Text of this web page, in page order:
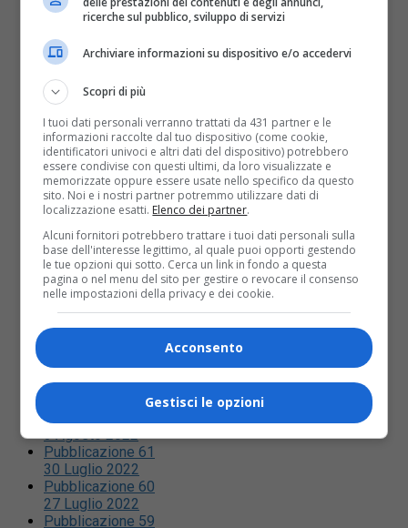
14 Settembre 2022
Pubblicazione 73
10 Settembre 2022
7 Settembre 2022
Pubblicazione 71
3 Settembre 2022
Pubblicazione 70
31 Agosto 2022
Pubblicazione 69
27 Agosto 2022
Pubblicazione 68
24 Agosto 2022
Pubblicazione 67
20 Agosto 2022
Pubblicazione 66
17 Agosto 2022
Pubblicazione 65
13 Agosto 2022
10 Agosto 2022
Pubblicazione 63
Pubblicazione 62
3 Agosto 2022
Pubblicazione 61
30 Luglio 2022
Pubblicazione 60
27 Luglio 2022
Pubblicazione 59
ricerche sul pubblico, sviluppo di servizi
Archiviare informazioni su dispositivo e/o accedervi
Scopri di più
I tuoi dati personali verranno trattati da 431 partner e le
informazioni raccolte dal tuo dispositivo (come cookie,
identificatori univoci e altri dati del dispositivo) potrebbero
essere condivise con questi ultimi, da loro visualizzate e
memorizzate oppure essere usate nello specifico da questo
sito. Noi e i nostri partner potremmo utilizzare dati di
localizzazione esatti. Elenco dei partner.
Alcuni fornitori potrebbero trattare i tuoi dati personali sulla
base dell'interesse legittimo, al quale puoi opporti gestendo
le tue opzioni qui sotto. Cerca un link in fondo a questa
pagina o nel menu del sito per gestire o revocare il consenso
nelle impostazioni della privacy e dei cookie.
Acconsento
Gestisci le opzioni